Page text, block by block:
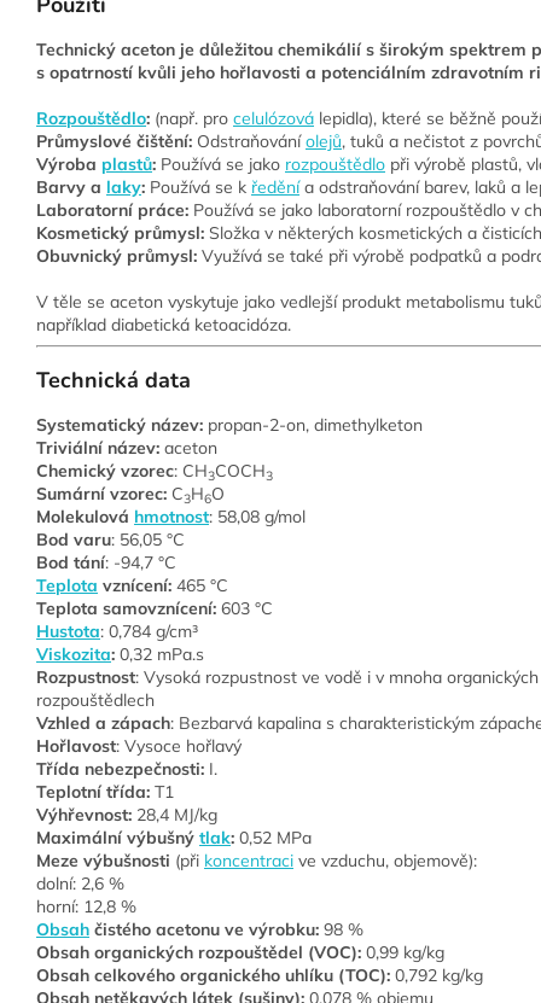
Technický aceton je důležitou chemikálií s širokým
s opatrností kvůli jeho hořlavosti a potenciálním zdravotním
Rozpouštědlo: (např. pro celulózová lepidla), které se běžně
Průmyslové čištění: Odstraňováníolejů, tuků a nečistot z
Výroba plastů: Používá se jako rozpouštědlo při výrobě plastů,
Barvy a laky: Používá se k ředěnía odstraňování barev, laků a
Laboratorní práce: Používá se jako laboratorní rozpouštědlo v
Kosmetický průmysl: Složka v některých kosmetických a
Obuvnický průmysl: Využívá se také při výrobě podpatků a
V těle se aceton vyskytuje jako vedlejší produkt metabolismu
například diabetická ketoacidóza.
Technická data
Systematický název: propan-2-on, dimethylketon
Triviální název: aceton
Chemický vzorec: CH3COCH3
Sumární vzorec: C3H6O
Molekulová hmotnost: 58,08 g/mol
Bod varu: 56,05 °C
Bod tání: -94,7 °C
Teplota vznícení: 465 °C
Teplota samovznícení: 603 °C
Hustota: 0,784 g/cm³
Viskozita: 0,32 mPa.s
Rozpustnost: Vysoká rozpustnost ve vodě i v mnoha organických
rozpouštědlech
Vzhled a zápach: Bezbarvá kapalina s charakteristickým
Hořlavost: Vysoce hořlavý
Třída nebezpečnosti: I.
Teplotní třída: T1
Výhřevnost: 28,4 MJ/kg
Maximální výbušný tlak: 0,52 MPa
Meze výbušnosti (při koncentraci ve vzduchu, objemově):
dolní: 2,6 %
horní: 12,8 %
Obsah čistého acetonu ve výrobku: 98 %
Obsah organických rozpouštědel (VOC): 0,99 kg/kg
Obsah celkového organického uhlíku (TOC): 0,792 kg/kg
Obsah netěkavých látek (sušiny): 0,078 % objemu